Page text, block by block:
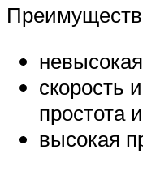
скорость
простота
высокая